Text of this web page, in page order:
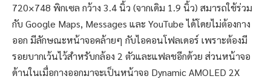
720×748 พิกเซล กว้าง 3.4 นิ้ว (จากเดิม 1.9 นิ้ว) สมารถใช้ร่วม
กับ Google Maps, Messages และ YouTube ได้โดยไม่ต้องกาง
ออก มีลักษณะหน้าจอคล้ายๆ กับไอคอนโฟลเดอร์ เพราะต้องมี
รอยบากเว้นไว้สำหรับกล้อง 2 ตัวและแฟลชอีกด้วย ส่วนหน้าจอ
ด้านในเมื่อกางออกมาจะเป็นหน้าจอ Dynamic AMOLED 2X